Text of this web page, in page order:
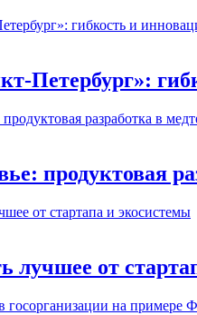
Петербург»:
продуктовая
лучшее от